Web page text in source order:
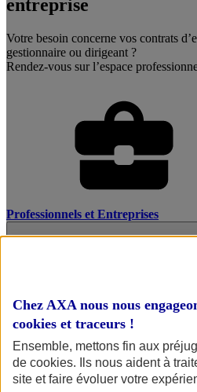
entreprise
Votre besoin concerne vos contrats
gestionnaire ou dirigeant ?
Rendez-vous sur l’espace
Professionnels et Entreprises
Chez AXA nous nous
cookies et traceurs !
Ensemble, mettons fin aux
de cookies. Ils nous aident à
site et faire évoluer votre